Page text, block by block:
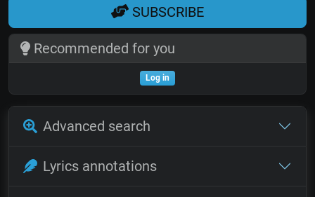
SUBSCRIBE
Recommended for you
Log in
Advanced search
Lyrics annotations